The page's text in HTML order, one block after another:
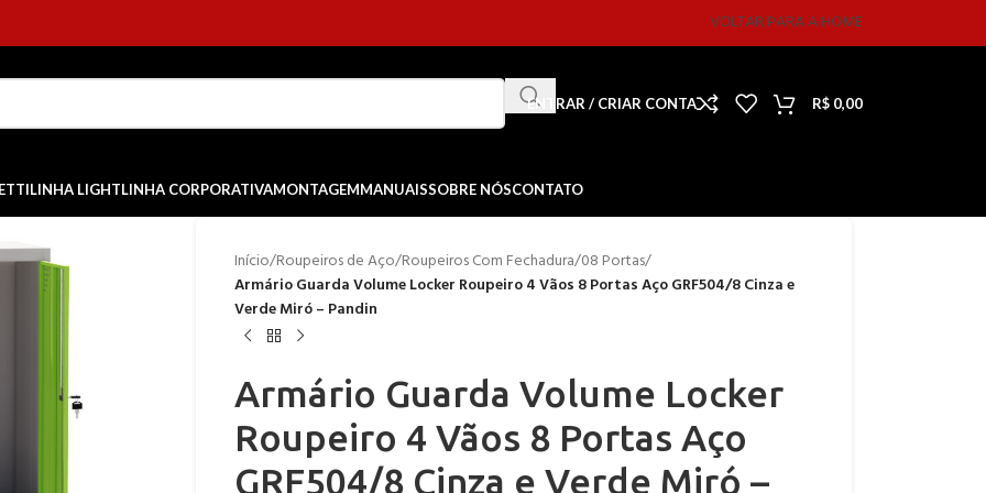
VOLTAR PARA A HOME
ENTRAR / CRIAR CONTA R$ 0,00
LINHA LIGHTLINHA CORPORATIVAMONTAGEMMANUAISSOBRE NÓSCONTATO
Início/Roupeiros de Aço/Roupeiros Com Fechadura/08 Portas/
Armário Guarda Volume Locker Roupeiro 4 Vãos 8 Portas Aço GRF504/8 Cinza e
Verde Miró – Pandin
Armário Guarda Volume Locker
Roupeiro 4 Vãos 8 Portas Aço
GRF504/8 Cinza e Verde Miró –